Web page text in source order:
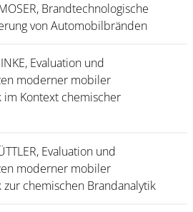
Brandtechnologische
von Automobilbränden
Evaluation und
moderner mobiler
im Kontext chemischer
Evaluation und
moderner mobiler
zur chemischen Brandanalytik